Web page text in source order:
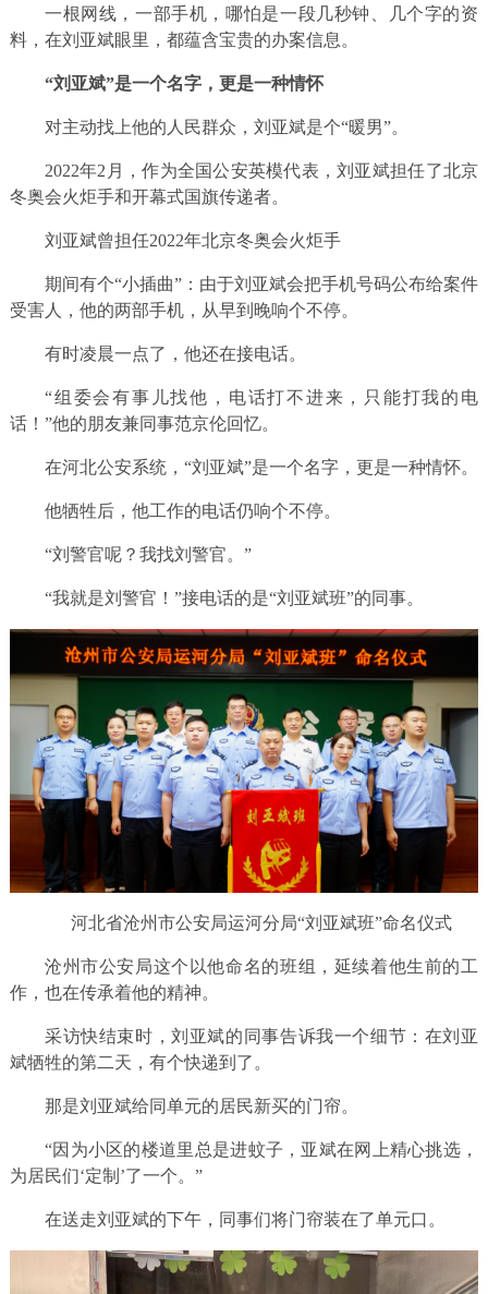
一根网线，一部手机，哪怕是一段几秒钟、几个字的资
料，在刘亚斌眼里，都蕴含宝贵的办案信息。
“刘亚斌”是一个名字，更是一种情怀
对主动找上他的人民群众，刘亚斌是个“暖男”。
2022年2月，作为全国公安英模代表，刘亚斌担任了北京
冬奥会火炬手和开幕式国旗传递者。
刘亚斌曾担任2022年北京冬奥会火炬手
期间有个“小插曲”：由于刘亚斌会把手机号码公布给案件
受害人，他的两部手机，从早到晚响个不停。
有时凌晨一点了，他还在接电话。
“组委会有事儿找他，电话打不进来，只能打我的电
话！”他的朋友兼同事范京伦回忆。
在河北公安系统，“刘亚斌”是一个名字，更是一种情怀。
他牺牲后，他工作的电话仍响个不停。
“刘警官呢？我找刘警官。”
“我就是刘警官！”接电话的是“刘亚斌班”的同事。
河北省沧州市公安局运河分局“刘亚斌班”命名仪式
沧州市公安局这个以他命名的班组，延续着他生前的工
作，也在传承着他的精神。
采访快结束时，刘亚斌的同事告诉我一个细节：在刘亚
斌牺牲的第二天，有个快递到了。
那是刘亚斌给同单元的居民新买的门帘。
“因为小区的楼道里总是进蚊子，亚斌在网上精心挑选，
为居民们‘定制’了一个。”
在送走刘亚斌的下午，同事们将门帘装在了单元口。